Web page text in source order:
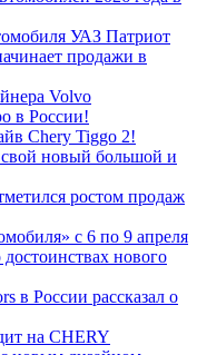
УАЗ Патриот
продажи в
Volvo
в России!
Chery Tiggo 2!
новый большой и
ростом продаж
с 6 по 9 апреля
нового
в России рассказал о
на CHERY